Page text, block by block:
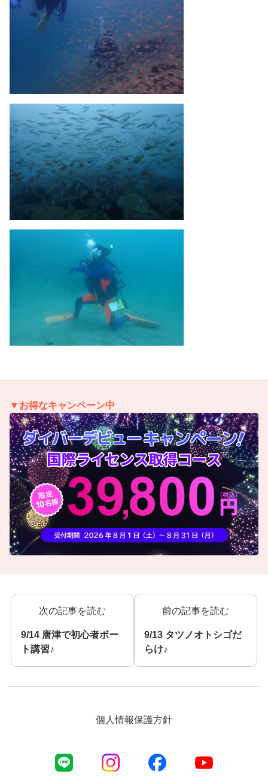
▼お得なキャンペーン中
次の記事を読む
9/14 唐津で初心者ボー
ト講習♪
前の記事を読む
9/13 タツノオトシゴだ
らけ♪
個人情報保護方針